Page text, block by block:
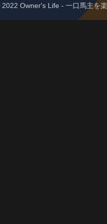
Owner's Life - 一口馬主を